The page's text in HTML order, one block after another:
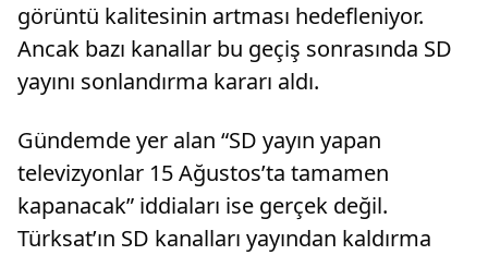
görüntü kalitesinin artması hedefleniyor.
Ancak bazı kanallar bu geçiş sonrasında SD
yayını sonlandırma kararı aldı.
Gündemde yer alan “SD yayın yapan
televizyonlar 15 Ağustos’ta tamamen
kapanacak” iddiaları ise gerçek değil.
Türksat’ın SD kanalları yayından kaldırma